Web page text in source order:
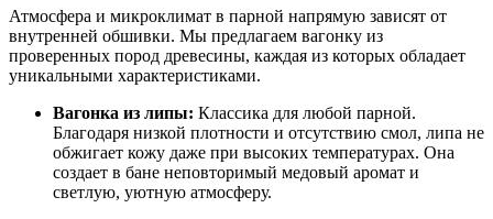
Атмосфера и микроклимат в парной напрямую зависят от
внутренней обшивки. Мы предлагаем вагонку из
проверенных пород древесины, каждая из которых обладает
уникальными характеристиками.
Вагонка из липы: Классика для любой парной.
Благодаря низкой плотности и отсутствию смол, липа не
обжигает кожу даже при высоких температурах. Она
создает в бане неповторимый медовый аромат и
светлую, уютную атмосферу.